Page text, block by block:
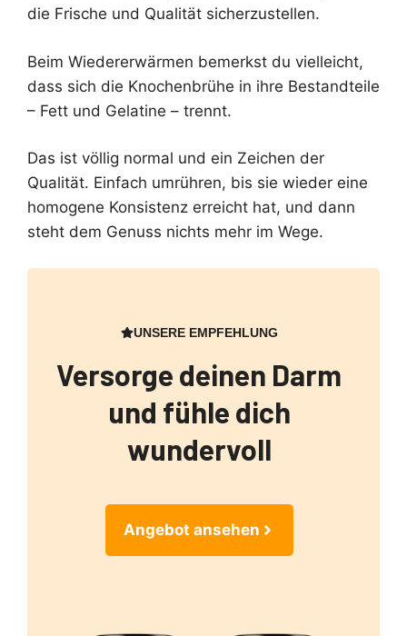
die Frische und Qualität sicherzustellen.
Beim Wiedererwärmen bemerkst du vielleicht,
dass sich die Knochenbrühe in ihre Bestandteile
– Fett und Gelatine – trennt.
Das ist völlig normal und ein Zeichen der
Qualität. Einfach umrühren, bis sie wieder eine
homogene Konsistenz erreicht hat, und dann
steht dem Genuss nichts mehr im Wege.
UNSERE EMPFEHLUNG
Versorge deinen Darm
und fühle dich
wundervoll
Angebot ansehen